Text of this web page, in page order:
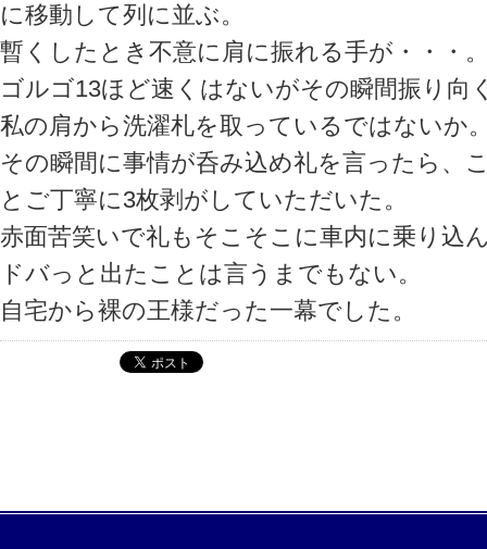
に移動して列に並ぶ。
暫くしたとき不意に肩に振れる手が・・・
ゴルゴ13ほど速くはないがその瞬間振り向
私の肩から洗濯札を取っているではない
その瞬間に事情が呑み込め礼を言ったら、
とご丁寧に3枚剥がしていただいた。
赤面苦笑いで礼もそこそこに車内に乗り込
ドバっと出たことは言うまでもない。
自宅から裸の王様だった一幕でした。